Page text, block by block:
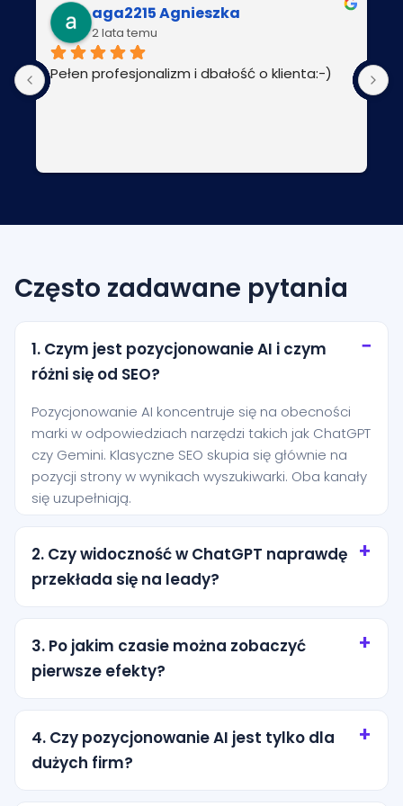
aga2215 Agnieszka
2 lata temu
Pełen profesjonalizm i dbałość o klienta:-)
Często zadawane pytania
1. Czym jest pozycjonowanie AI i czym
różni się od SEO?
Pozycjonowanie AI koncentruje się na obecności
marki w odpowiedziach narzędzi takich jak ChatGPT
czy Gemini. Klasyczne SEO skupia się głównie na
pozycji strony w wynikach wyszukiwarki. Oba kanały
się uzupełniają.
2. Czy widoczność w ChatGPT naprawdę
przekłada się na leady?
Tak, szczególnie przy zapytaniach o wysokiej
intencji. Użytkownik często pyta AI o rekomendację
konkretnej usługi i jest bliżej decyzji niż osoba, która
dopiero przegląda ogólne wyniki wyszukiwania.
3. Po jakim czasie można zobaczyć
pierwsze efekty?
Pierwsze efekty zwykle pojawiają się po kilku
tygodniach od wdrożenia podstaw. Trwalsze
rezultaty wymagają regularnej pracy nad treścią,
strukturą i autorytetem marki.
4. Czy pozycjonowanie AI jest tylko dla
dużych firm?
Nie. Dla lokalnych firm z miasta Skórcz to często